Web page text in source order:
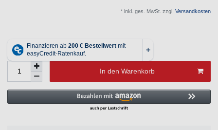
* inkl. ges. MwSt. zzgl. Versandkosten
In den Warenkorb